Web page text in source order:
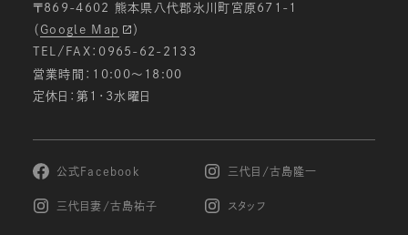
〒869-4602 熊本県八代郡氷川町宮原671-1
（ Google Map
）
TEL/FAX：0965-62-2133
営業時間：10:00〜18:00
定休日：第1・3水曜日
公式Facebook 三代目/古島隆一
三代目妻/古島祐子 スタッフ